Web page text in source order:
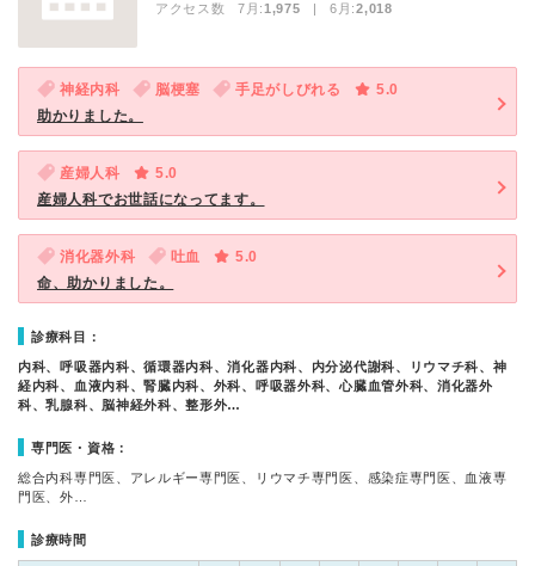
アクセス数 7月:1,975 | 6月:2,018
神経内科 脳梗塞 手足がしびれる
5.0
助かりました。
産婦人科
5.0
産婦人科でお世話になってます。
消化器外科 吐血
5.0
命、助かりました。
診療科目：
内科、呼吸器内科、循環器内科、消化器内科、内分泌代謝科、リウマチ科、神
経内科、血液内科、腎臓内科、外科、呼吸器外科、心臓血管外科、消化器外
科、乳腺科、脳神経外科、整形外…
専門医・資格：
総合内科専門医、アレルギー専門医、リウマチ専門医、感染症専門医、血液専
門医、外…
診療時間